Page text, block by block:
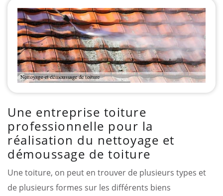
Une entreprise toiture
professionnelle pour la
réalisation du nettoyage et
démoussage de toiture
Une toiture, on peut en trouver de plusieurs types et
de plusieurs formes sur les différents biens